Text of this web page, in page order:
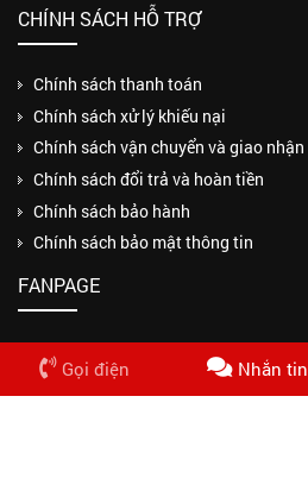
CHÍNH SÁCH HỖ TRỢ
Chính sách thanh toán
Chính sách xử lý khiếu nại
Chính sách vận chuyển và giao nhận
Chính sách đổi trả và hoàn tiền
Chính sách bảo hành
Chính sách bảo mật thông tin
FANPAGE
Gọi điện Nhắn tin